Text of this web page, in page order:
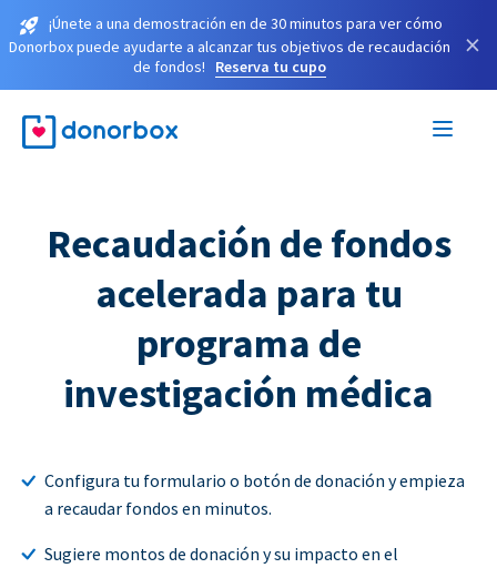
¡Únete a una demostración en de 30 minutos para ver cómo
Donorbox puede ayudarte a alcanzar tus objetivos de recaudación
de fondos!
Reserva tu cupo
×
Recaudación de fondos
acelerada para tu
programa de
investigación médica
Configura tu formulario o botón de donación y empieza
a recaudar fondos en minutos.
Sugiere montos de donación y su impacto en el